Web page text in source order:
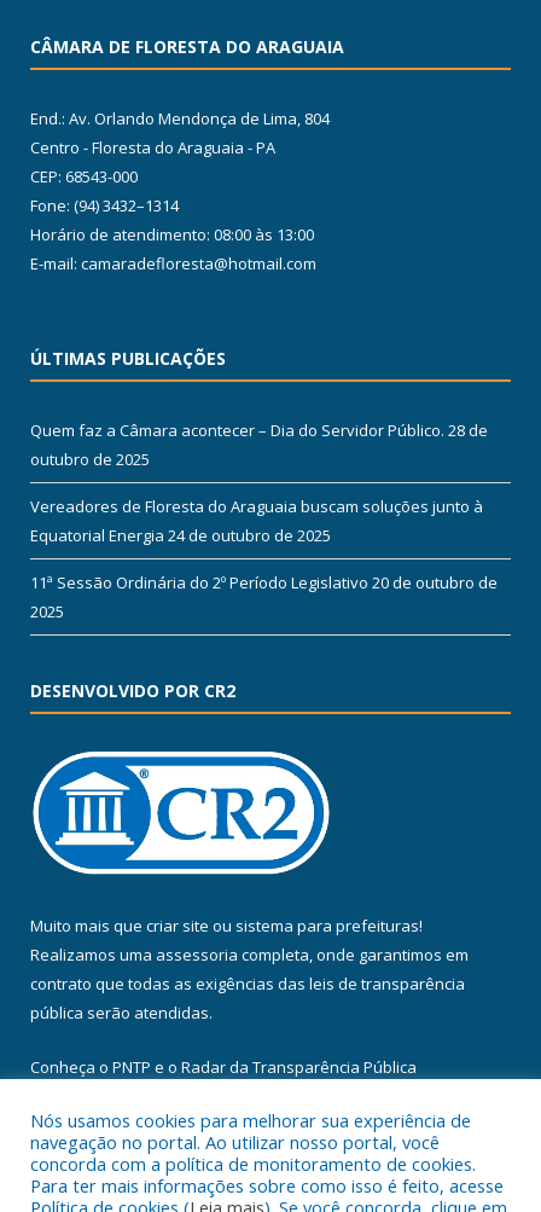
CÂMARA DE FLORESTA DO ARAGUAIA
End.: Av. Orlando Mendonça de Lima, 804
Centro - Floresta do Araguaia - PA
CEP: 68543-000
Fone: (94) 3432–1314
Horário de atendimento: 08:00 às 13:00
E-mail: camaradefloresta@hotmail.com
ÚLTIMAS PUBLICAÇÕES
Quem faz a Câmara acontecer – Dia do Servidor Público. 28 de
outubro de 2025
Vereadores de Floresta do Araguaia buscam soluções junto à
Equatorial Energia 24 de outubro de 2025
11ª Sessão Ordinária do 2º Período Legislativo 20 de outubro de
2025
DESENVOLVIDO POR CR2
Muito mais que criar site ou sistema para prefeituras!
Realizamos uma assessoria completa, onde garantimos em
contrato que todas as exigências das leis de transparência
pública serão atendidas.
Conheça o PNTP e o Radar da Transparência Pública
Todos os direitos reservados a Câmara Municipal de Floresta do
Nós usamos cookies para melhorar sua experiência de
navegação no portal. Ao utilizar nosso portal, você
concorda com a política de monitoramento de cookies.
Para ter mais informações sobre como isso é feito, acesse
Política de cookies (Leia mais). Se você concorda, clique em